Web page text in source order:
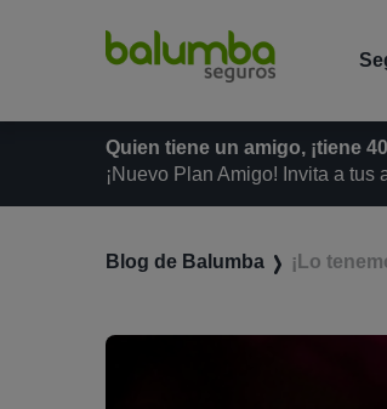
Quien tiene un amigo, ¡tiene
¡Nuevo Plan Amigo! Invita a
Blog de Balumba ¡Lo